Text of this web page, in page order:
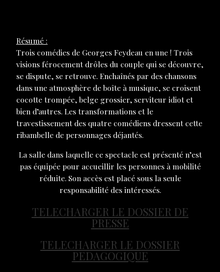
Résumé :
Trois comédies de Georges Feydeau en une ! Trois
visions férocement drôles du couple qui se découvre,
se dispute, se retrouve. Enchaînés par des chansons
dans une atmosphère de boîte à musique, se croisent
cocotte trompée, belge grossier, serviteur idiot et
bien d’autres. Les transformations et le
travestissement des quatre comédiens dressent cette
ribambelle de personnages déjantés.
La salle dans laquelle ce spectacle est présenté n’est
pas équipée pour accueillir les personnes à mobilité
réduite. Son accès est placé sous la seule
responsabilité des intéressés.
TELECHARGER LE DOSSIER DE
PRESSE
TELECHARGER LE DOSSIER
PEDAGOGIQUE